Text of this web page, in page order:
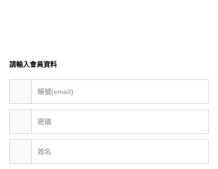
請輸入會員資料
帳號(email)
密碼
姓名